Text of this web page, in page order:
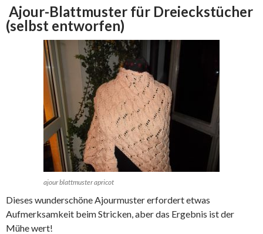
Ajour-Blattmuster für Dreieckstücher
(selbst entworfen)
ajour blattmuster apricot
Dieses wunderschöne Ajourmuster erfordert etwas
Aufmerksamkeit beim Stricken, aber das Ergebnis ist der
Mühe wert!